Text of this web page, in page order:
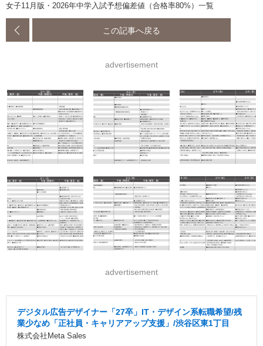
女子11月版・2026年中学入試予想偏差値（合格率80%）一覧
この記事へ戻る
advertisement
advertisement
デジタル広告デザイナー「27卒」IT・デザイン系転職希望/残
業少なめ「正社員・キャリアアップ支援」/渋谷区東1丁目
株式会社Meta Sales